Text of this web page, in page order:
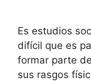
Es estudios
difícil que es
formar parte
sus rasgos